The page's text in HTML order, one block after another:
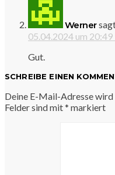
Werner
05.04.2024 um 20:49
Gut.
SCHREIBE EINEN
Deine E-Mail-Adresse
Felder sind mit* markiert